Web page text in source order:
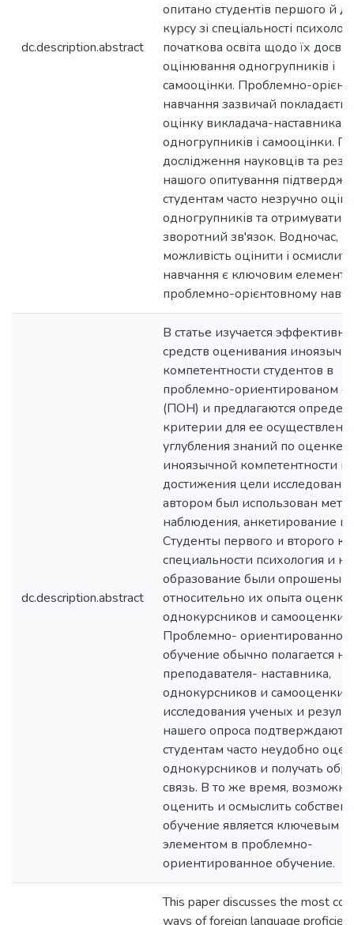
dc.description.abstract
опитано студентів першого й
курсу зі спеціальності
початкова освіта щодо їх
оцінювання одногрупників і
самооцінки. Проблемно-
навчання зазвичай
оцінку викладача-наставника,
одногрупників і самооцінки.
дослідження науковців та
нашого опитування
студентам часто незручно
одногрупників та отримувати
зворотний зв'язок. Водночас,
можливість оцінити і
навчання є ключовим
проблемно-орієнтовному
dc.description.abstract
В статье изучается
средств оценивания
компетентности студентов в
проблемно-ориентированом
(ПОН) и предлагаются
критерии для ее
углубления знаний по оценке
иноязычной компетентности и
достижения цели
автором был использован
наблюдения, анкетирование и
Студенты первого и второго
специальности психология и
образование были опрошены
относительно их опыта оценки
однокурсников и самооценки.
Проблемно- ориентированное
обучение обычно полагается
преподавателя- наставника,
однокурсников и самооценки.
исследования ученых и
нашего опроса подтверждают,
студентам часто неудобно
однокурсников и получать
связь. В то же время,
оценить и осмыслить
обучение является ключевым
элементом в проблемно-
ориентированное обучение.
This paper discusses the most
ways of foreign language